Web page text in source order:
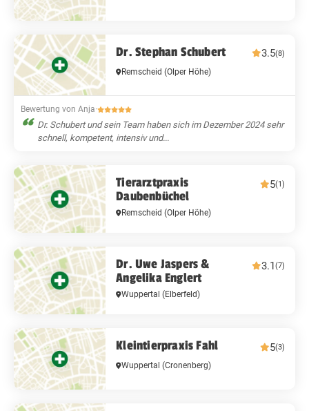
Dr. Stephan Schubert 3.5(8)
Remscheid(Olper Höhe)
Bewertung von Anja·
Dr. Schubert und sein Team haben sich im Dezember 2024 sehr
schnell, kompetent, intensiv und...
Tierarztpraxis
Daubenbüchel
5(1)
Remscheid(Olper Höhe)
Dr. Uwe Jaspers &
Angelika Englert
3.1(7)
Wuppertal(Elberfeld)
Kleintierpraxis Fahl 5(3)
Wuppertal(Cronenberg)